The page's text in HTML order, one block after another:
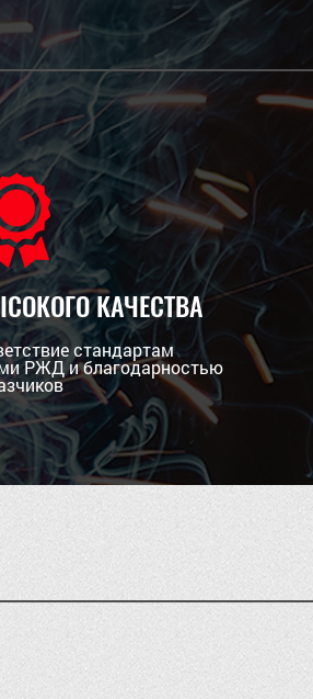
КАЧЕСТВА
стандартам
РЖД и благодарностью